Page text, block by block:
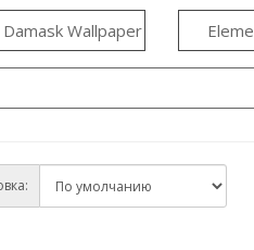
Damask Wallpaper